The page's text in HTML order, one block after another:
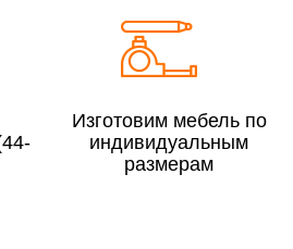
и вечернее время:
Изготовим мебель по
индивидуальным
размерам